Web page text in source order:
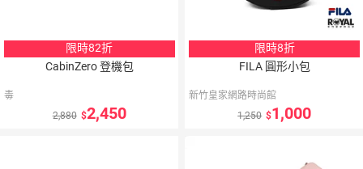
限時82折
CabinZero 登機包
毒
2,880
2,450
限時8折
FILA 圓形小包
新竹皇家網路時尚館
1,250
1,000